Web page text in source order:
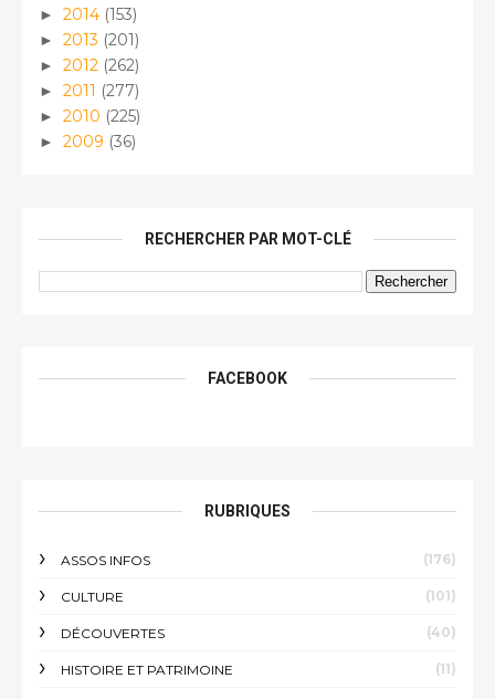
► 2014 (153)
► 2013 (201)
► 2012 (262)
► 2011 (277)
► 2010 (225)
► 2009 (36)
RECHERCHER PAR MOT-CLÉ
FACEBOOK
RUBRIQUES
ASSOS INFOS (176)
CULTURE (101)
DÉCOUVERTES (40)
HISTOIRE ET PATRIMOINE (11)